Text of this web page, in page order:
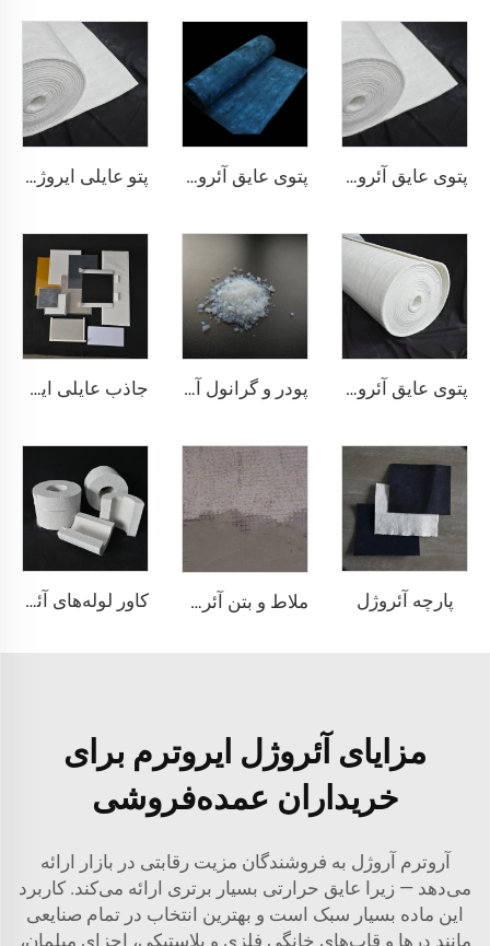
پتوی عایق آئروژل 200℃ پتوی عایق آئروژل 350℃ پتو عایلی ایروژل 650 درجه سانتی‌گراد
پتوی عایق آئروژل 1000℃ پودر و گرانول آئروژل جاذب عایلی ایروژل
پارچه آئروژل ملاط و بتن آئروژل کاور لوله‌های آئروژل
مزایای آئروژل ایروترم برای
خریداران عمده‌فروشی
آروترم آروژل به فروشندگان مزیت رقابتی در بازار ارائه
می‌دهد — زیرا عایق حرارتی بسیار برتری ارائه می‌کند. کاربرد
این ماده بسیار سبک است و بهترین انتخاب در تمام صنایعی
مانند درها و قاب‌های خانگی فلزی و پلاستیکی، اجزای مبلمان،